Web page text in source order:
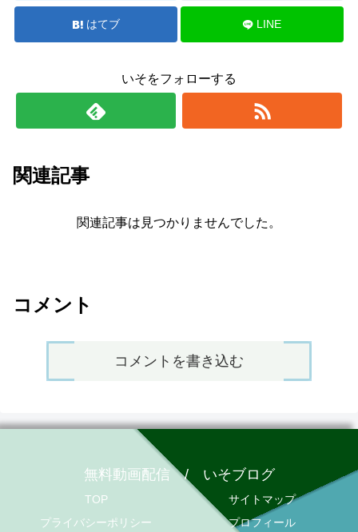
はてブ LINE
いそをフォローする
関連記事
関連記事は見つかりませんでした。
コメント
コメントを書き込む
無料動画配信 / いそブログ
TOP
サイトマップ
プライバシーポリシー
プロフィール